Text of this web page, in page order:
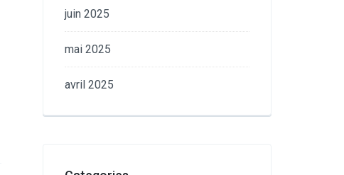
juin 2025
mai 2025
avril 2025